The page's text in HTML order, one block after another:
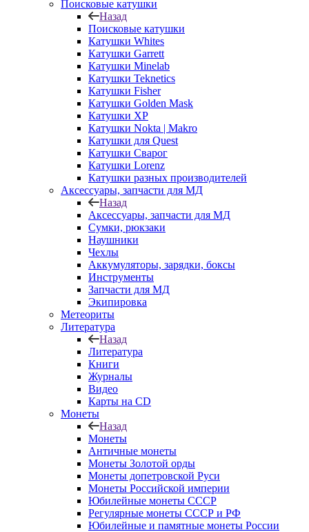
Поисковые катушки
Назад
Поисковые катушки
Катушки Whites
Катушки Garrett
Катушки Minelab
Катушки Teknetics
Катушки Fisher
Катушки Golden Mask
Катушки XP
Катушки Nokta | Makro
Катушки для Quest
Катушки Сварог
Катушки Lorenz
Катушки разных производителей
Аксессуары, запчасти для МД
Назад
Аксессуары, запчасти для МД
Сумки, рюкзаки
Наушники
Чехлы
Аккумуляторы, зарядки, боксы
Инструменты
Запчасти для МД
Экипировка
Метеориты
Литература
Назад
Литература
Книги
Журналы
Видео
Карты на CD
Монеты
Назад
Монеты
Античные монеты
Монеты Золотой орды
Монеты допетровской Руси
Монеты Российской империи
Юбилейные монеты СССР
Регулярные монеты СССР и РФ
Юбилейные и памятные монеты России